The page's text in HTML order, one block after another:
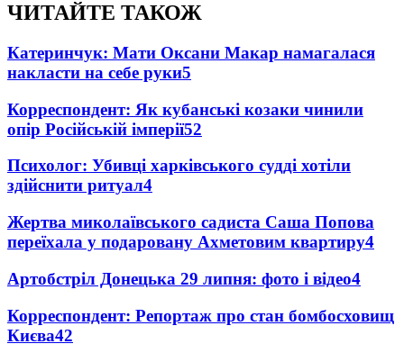
ЧИТАЙТЕ ТАКОЖ
Катеринчук: Мати Оксани Макар намагалася
накласти на себе руки5
Корреспондент: Як кубанські козаки чинили
опір Російській імперії52
Психолог: Убивці харківського судді хотіли
здійснити ритуал4
Жертва миколаївського садиста Саша Попова
переїхала у подаровану Ахметовим квартиру4
Артобстріл Донецька 29 липня: фото і відео4
Корреспондент: Репортаж про стан бомбосховищ
Києва42